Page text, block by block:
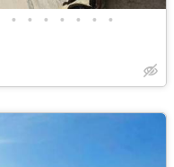
• • • • • • •